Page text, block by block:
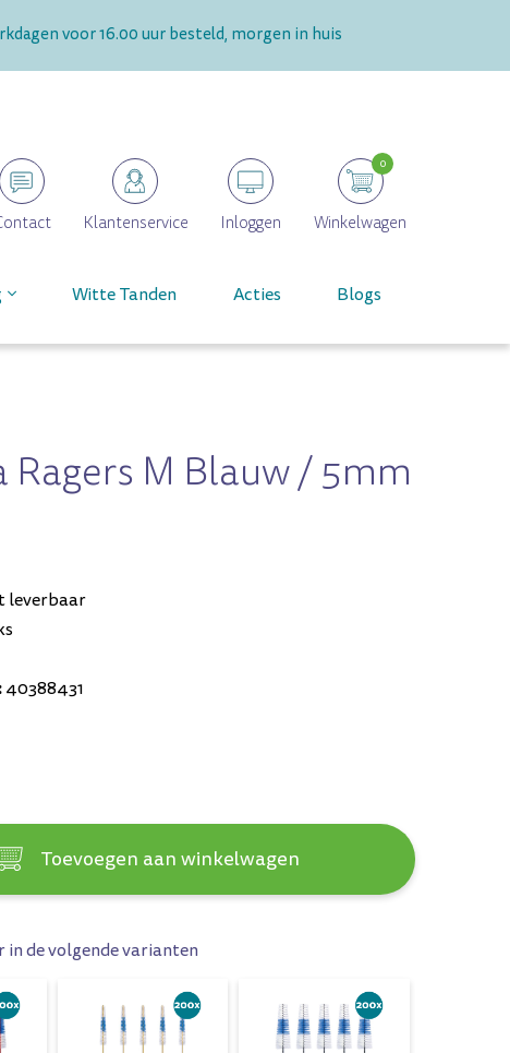
voor 16.00 uur besteld, morgen in huis
Klantenservice Inloggen Winkelwagen
0
Witte Tanden Acties Blogs
Ragers M Blauw / 5mm
leverbaar
40388431
Toevoegen aan winkelwagen
de volgende varianten